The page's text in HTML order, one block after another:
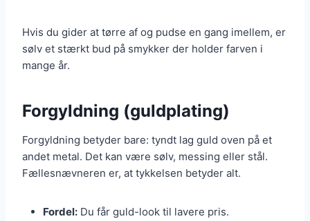
Hvis du gider at tørre af og pudse en gang imellem, er
sølv et stærkt bud på smykker der holder farven i
mange år.
Forgyldning (guldplating)
Forgyldning betyder bare: tyndt lag guld oven på et
andet metal. Det kan være sølv, messing eller stål.
Fællesnævneren er, at tykkelsen betyder alt.
Fordel: Du får guld-look til lavere pris.